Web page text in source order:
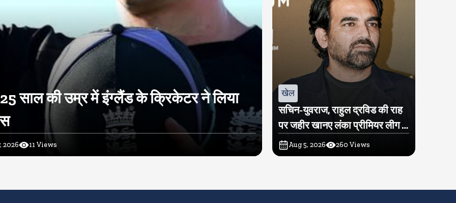
25 साल की उम्र में इंग्लैंड के क्रिकेटर ने लिया
2026 11 Views
खेल
सचिन-युवराज, राहुल द्रविड की राह
पर जहीर खानए लंका प्रीमियर लीग में
खरीदी टीम
Aug 5, 2026 260 Views